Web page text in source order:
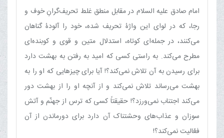
امام صادق علیه السلام در مقابل منطق غلط تحریف‌گرانِ خوف و
رجا، که در لوای این واژۀ تحریف شده، خود را آلودۀ گناهان
می‌کنند، در جمله‌ای کوتاه، استدلال متین و قوی و کوبنده‌ای
مطرح می‌کند. به راستی کسی که امید به رفتن به بهشت دارد
برای رسیدن به آن تلاش نمی‌کند؟! آیا برای چیزهایی که او را به
بهشت می‌رساند تلاش نمی‌کند و از آنچه او را از بهشت دور
می‌کند اجتناب نمی‌ورزد؟! حقیقتاً کسی که ترس از جهنّم و آتش
سوزان و عذاب‌های وحشتناک آن دارد برای دورماندن از آن
فعّالیت نمی‌کند؟!